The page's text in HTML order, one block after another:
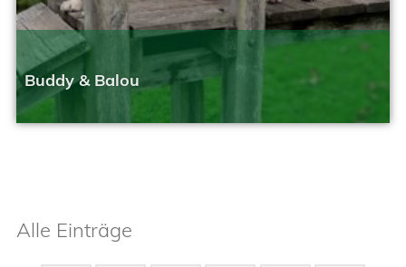
Buddy & Balou
Geändert am 30. Juni 2025
Alle Einträge